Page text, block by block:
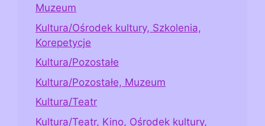
Muzeum
Kultura/Ośrodek kultury, Szkolenia,
Korepetycje
Kultura/Pozostałe
Kultura/Pozostałe, Muzeum
Kultura/Teatr
Kultura/Teatr, Kino, Ośrodek kultury,